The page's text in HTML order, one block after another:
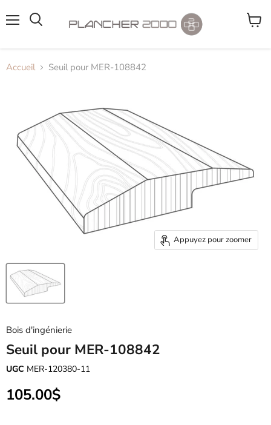
Accueil Seuil pour MER-108842
Appuyez pour zoomer
Bois d'ingénierie
Seuil pour MER-108842
UGC MER-120380-11
Prix actuel
105.00$